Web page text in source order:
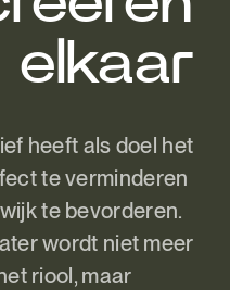
heeft als doel het
te verminderen
te bevorderen.
wordt niet meer
riool, maar